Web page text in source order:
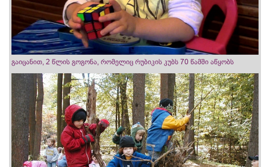
გაიცანით, 2 წლის გოგონა, რომელიც რუბიკის კუბს 70 წამში აწყობს